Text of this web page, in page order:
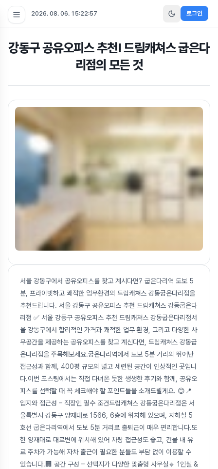
2026. 08. 06. 15:22:59 로그인
강동구 공유오피스 추천! 드림캐쳐스 굽은다
리점의 모든 것
서울 강동구에서 공유오피스를 찾고 계시다면? 굽은다리역 도보 5
분, 프라이빗하고 쾌적한 업무환경의 드림캐쳐스 강동굽은다리점을
추천드립니다. 서울 강동구 공유오피스 추천 드림캐쳐스 강동굽은다
리점 ✅ 서울 강동구 공유오피스 추천 드림캐쳐스 강동굽은다리점서
울 강동구에서 합리적인 가격과 쾌적한 업무 환경, 그리고 다양한 사
무공간을 제공하는 공유오피스를 찾고 계신다면, 드림캐쳐스 강동굽
은다리점을 주목해보세요.굽은다리역에서 도보 5분 거리의 뛰어난
접근성과 함께, 400평 규모의 넓고 세련된 공간이 인상적인 곳입니
다.이번 포스팅에서는 직접 다녀온 듯한 생생한 후기와 함께, 공유오
피스를 선택할 때 꼭 체크해야 할 포인트들을 소개드릴게요. 😊📍
입지와 접근성 – 직장인 필수 조건드림캐쳐스 강동굽은다리점은 서
울특별시 강동구 양재대로 1566, 6층에 위치해 있으며, 지하철 5
호선 굽은다리역에서 도보 5분 거리로 출퇴근이 매우 편리합니다.또
한 양재대로 대로변에 위치해 있어 차량 접근성도 좋고, 건물 내 유
료 주차가 가능해 자차 출근이 필요한 분들도 부담 없이 이용할 수
있습니다.🏢 공간 구성 – 선택지가 다양한 맞춤형 사무실🔹 1인실 &